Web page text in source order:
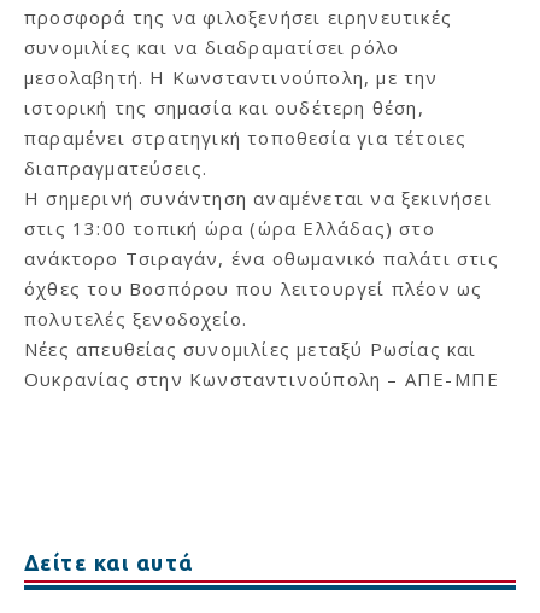
προσφορά της να φιλοξενήσει ειρηνευτικές
συνομιλίες και να διαδραματίσει ρόλο
μεσολαβητή. Η Κωνσταντινούπολη, με την
ιστορική της σημασία και ουδέτερη θέση,
παραμένει στρατηγική τοποθεσία για τέτοιες
διαπραγματεύσεις.
Η σημερινή συνάντηση αναμένεται να ξεκινήσει
στις 13:00 τοπική ώρα (ώρα Ελλάδας) στο
ανάκτορο Τσιραγάν, ένα οθωμανικό παλάτι στις
όχθες του Βοσπόρου που λειτουργεί πλέον ως
πολυτελές ξενοδοχείο.
Νέες απευθείας συνομιλίες μεταξύ Ρωσίας και
Ουκρανίας στην Κωνσταντινούπολη – ΑΠΕ-ΜΠΕ
Δείτε και αυτά